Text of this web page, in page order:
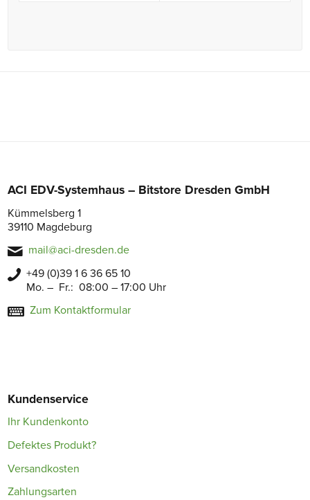
ACI EDV-Systemhaus – Bitstore Dresden GmbH
Kümmelsberg 1
39110 Magdeburg
mail@aci-dresden.de
+49 (0)39 1 6 36 65 10
Mo. – Fr.: 08:00 – 17:00 Uhr
Zum Kontaktformular
Kundenservice
Ihr Kundenkonto
Defektes Produkt?
Versandkosten
Zahlungsarten